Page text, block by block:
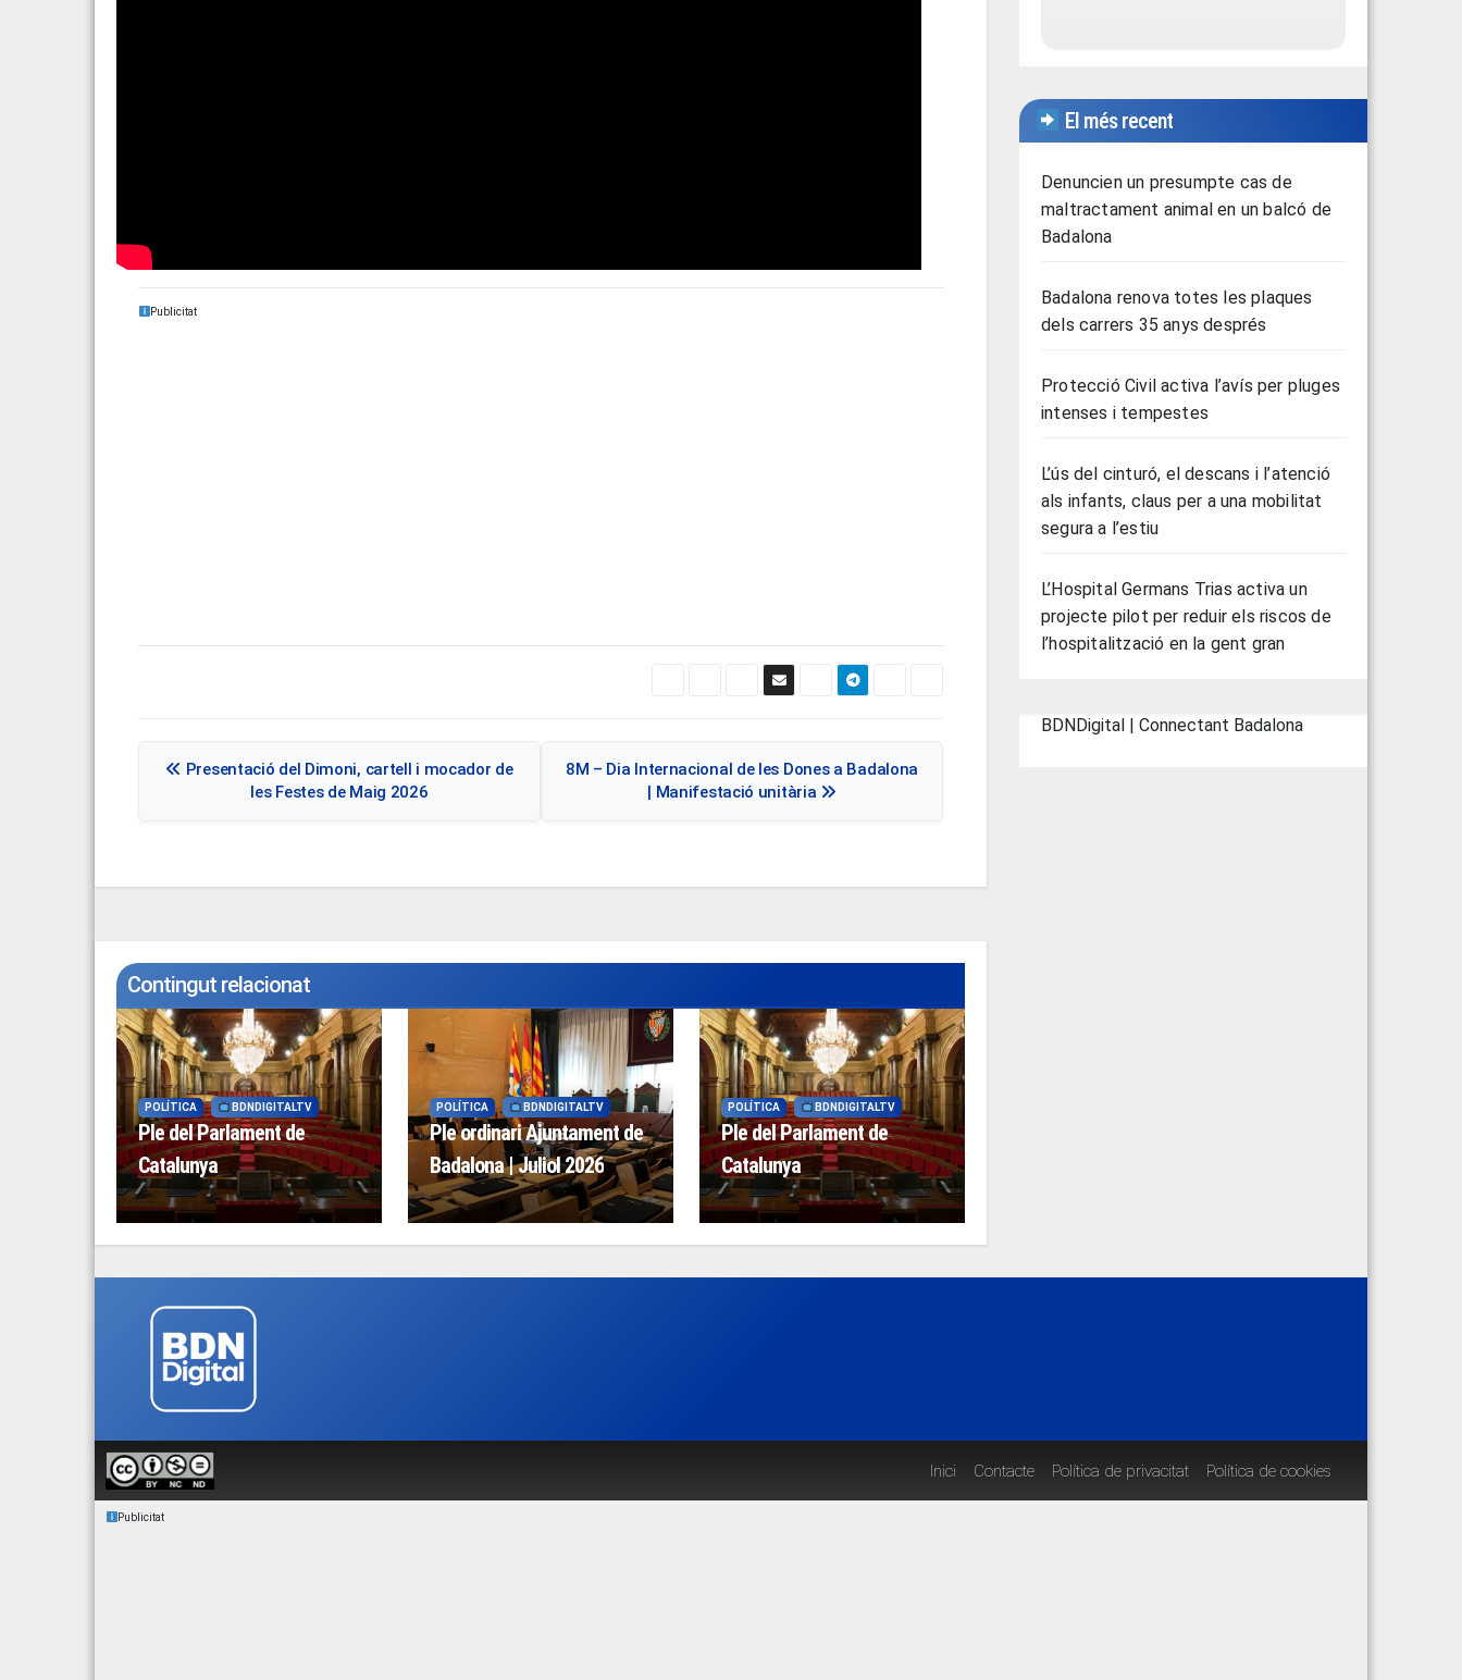
Publicitat
8M – Dia Internacional de les Dones a Badalona
| Manifestació unitària
Presentació del Dimoni, cartell i mocador de
les Festes de Maig 2026
Contingut relacionat
POLÍTICA BDNDIGITALTV
Ple del Parlament de
Catalunya
POLÍTICA BDNDIGITALTV
Ple ordinari Ajuntament de
Badalona | Juliol 2026
POLÍTICA BDNDIGITALTV
Ple del Parlament de
Catalunya
El més recent
Denuncien un presumpte cas de
maltractament animal en un balcó de
Badalona
Badalona renova totes les plaques
dels carrers 35 anys després
Protecció Civil activa l’avís per pluges
intenses i tempestes
L’ús del cinturó, el descans i l’atenció
als infants, claus per a una mobilitat
segura a l’estiu
L’Hospital Germans Trias activa un
projecte pilot per reduir els riscos de
l’hospitalització en la gent gran
BDNDigital | Connectant Badalona
Inici Contacte Política de privacitat Política de cookies
Publicitat